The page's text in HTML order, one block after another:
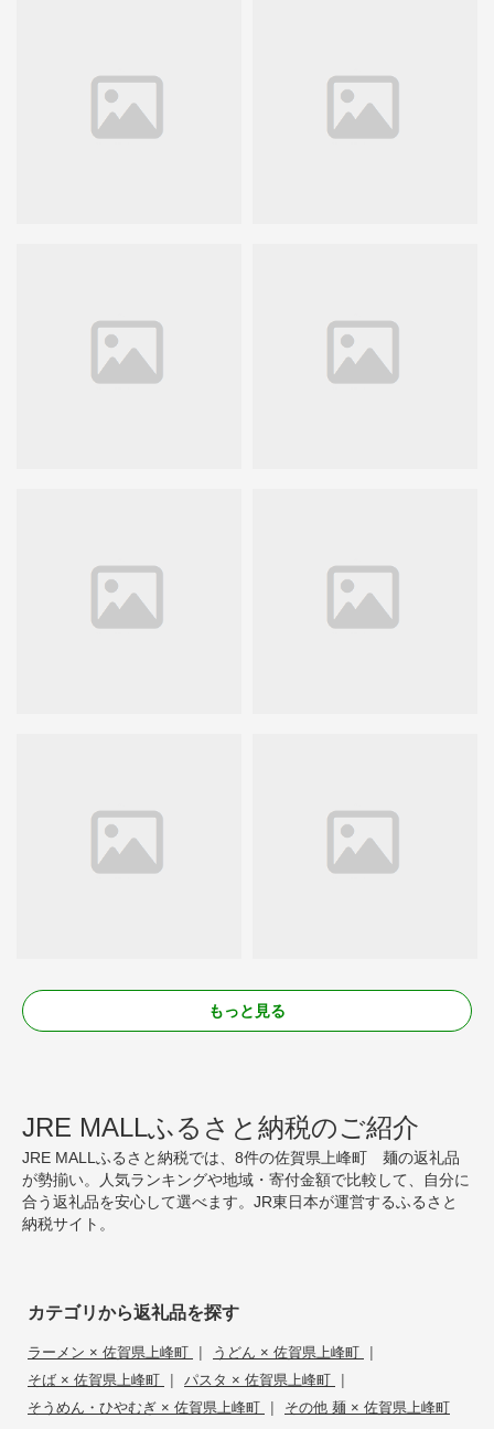
もっと見る
JRE MALLふるさと納税のご紹介
JRE MALLふるさと納税では、8件の佐賀県上峰町 麺の返礼品
が勢揃い。人気ランキングや地域・寄付金額で比較して、自分に
合う返礼品を安心して選べます。JR東日本が運営するふるさと
納税サイト。
カテゴリから返礼品を探す
ラーメン × 佐賀県上峰町 | うどん × 佐賀県上峰町 |
そば × 佐賀県上峰町 | パスタ × 佐賀県上峰町 |
そうめん・ひやむぎ × 佐賀県上峰町 | その他 麺 × 佐賀県上峰町